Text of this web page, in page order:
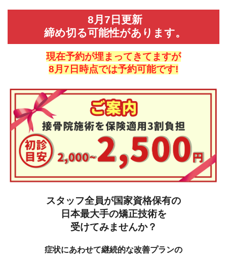
8月7日更新
締め切る可能性があります。
現在予約が埋まってきてますが
8月7日時点では予約可能です!
スタッフ全員が国家資格保有の
日本最大手の矯正技術を
受けてみませんか？
症状にあわせて継続的な改善プランの